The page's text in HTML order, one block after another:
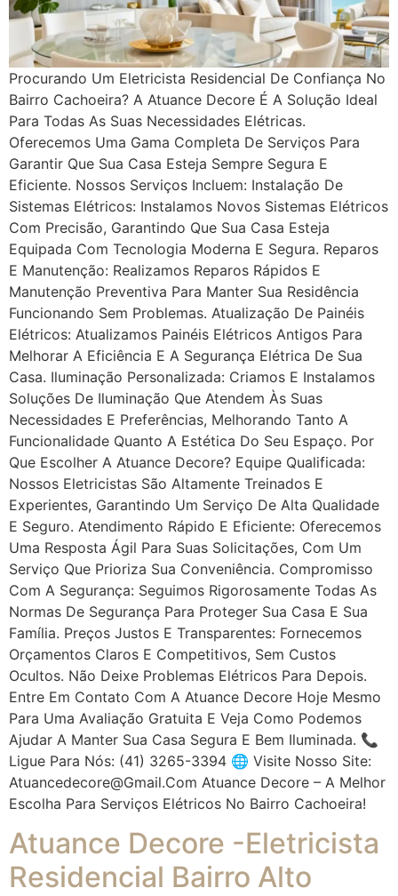
Procurando Um Eletricista Residencial De Confiança No
Bairro Cachoeira? A Atuance Decore É A Solução Ideal
Para Todas As Suas Necessidades Elétricas.
Oferecemos Uma Gama Completa De Serviços Para
Garantir Que Sua Casa Esteja Sempre Segura E
Eficiente. Nossos Serviços Incluem: Instalação De
Sistemas Elétricos: Instalamos Novos Sistemas Elétricos
Com Precisão, Garantindo Que Sua Casa Esteja
Equipada Com Tecnologia Moderna E Segura. Reparos
E Manutenção: Realizamos Reparos Rápidos E
Manutenção Preventiva Para Manter Sua Residência
Funcionando Sem Problemas. Atualização De Painéis
Elétricos: Atualizamos Painéis Elétricos Antigos Para
Melhorar A Eficiência E A Segurança Elétrica De Sua
Casa. Iluminação Personalizada: Criamos E Instalamos
Soluções De Iluminação Que Atendem Às Suas
Necessidades E Preferências, Melhorando Tanto A
Funcionalidade Quanto A Estética Do Seu Espaço. Por
Que Escolher A Atuance Decore? Equipe Qualificada:
Nossos Eletricistas São Altamente Treinados E
Experientes, Garantindo Um Serviço De Alta Qualidade
E Seguro. Atendimento Rápido E Eficiente: Oferecemos
Uma Resposta Ágil Para Suas Solicitações, Com Um
Serviço Que Prioriza Sua Conveniência. Compromisso
Com A Segurança: Seguimos Rigorosamente Todas As
Normas De Segurança Para Proteger Sua Casa E Sua
Família. Preços Justos E Transparentes: Fornecemos
Orçamentos Claros E Competitivos, Sem Custos
Ocultos. Não Deixe Problemas Elétricos Para Depois.
Entre Em Contato Com A Atuance Decore Hoje Mesmo
Para Uma Avaliação Gratuita E Veja Como Podemos
Ajudar A Manter Sua Casa Segura E Bem Iluminada. 📞
Ligue Para Nós: (41) 3265-3394 🌐 Visite Nosso Site:
Atuancedecore@gmail.com Atuance Decore – A Melhor
Escolha Para Serviços Elétricos No Bairro Cachoeira!
Atuance Decore -Eletricista
Residencial Bairro Alto